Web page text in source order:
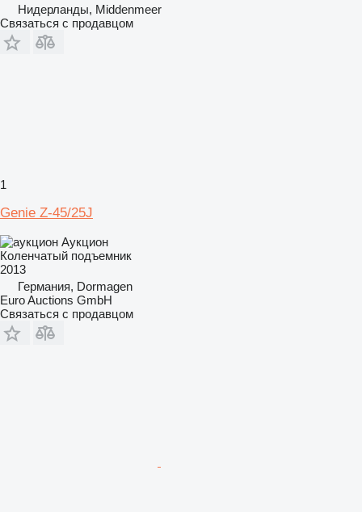
Нидерланды, Middenmeer
Связаться с продавцом
1
Genie Z-45/25J
Аукцион
Коленчатый подъемник
2013
Германия, Dormagen
Euro Auctions GmbH
Связаться с продавцом